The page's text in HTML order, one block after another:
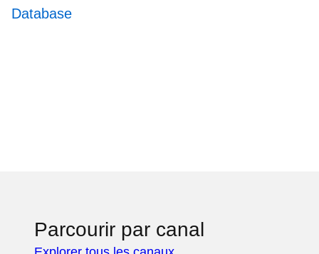
Database
Parcourir par canal